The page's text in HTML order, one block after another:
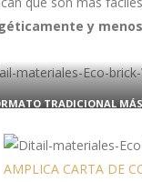
y
TRADICIONAL
AMPLICA CARTA DE